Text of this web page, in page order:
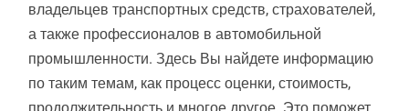
владельцев транспортных средств, страхователей,
а также профессионалов в автомобильной
промышленности. Здесь Вы найдете информацию
по таким темам, как процесс оценки, стоимость,